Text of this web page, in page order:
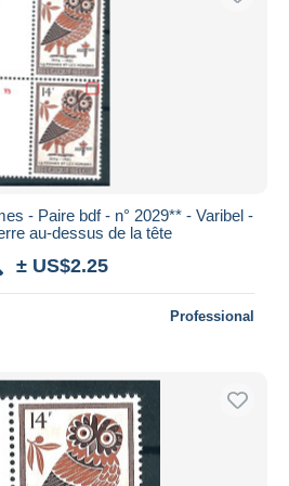
Submit
- Paire bdf - n° 2029** - Varibel -
au-dessus de la tête
± US$2.25
Professional